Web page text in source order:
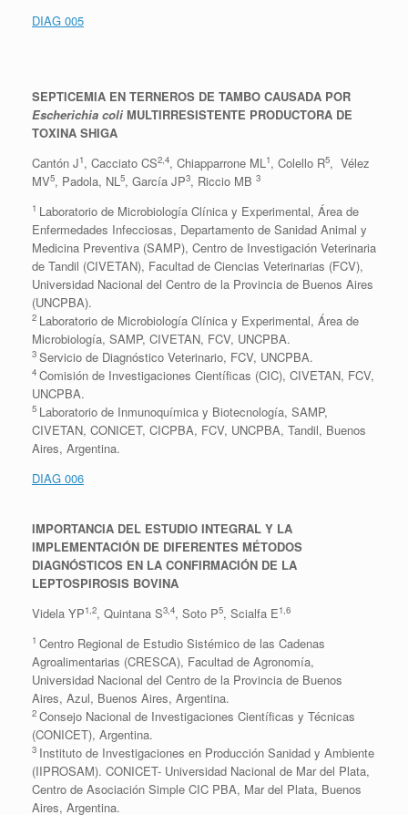
DIAG 005
SEPTICEMIA EN TERNEROS DE TAMBO CAUSADA POR
Escherichia coli MULTIRRESISTENTE PRODUCTORA DE
TOXINA SHIGA
Cantón J1, Cacciato CS2,4, Chiapparrone ML 1, Colello R5, Vélez
MV5, Padola, NL 5, García JP3, Riccio MB 3
1 Laboratorio de Microbiología Clínica y Experimental, Área de
Enfermedades Infecciosas, Departamento de Sanidad Animal y
Medicina Preventiva (SAMP), Centro de Investigación Veterinaria
de Tandil (CIVETAN), Facultad de Ciencias Veterinarias (FCV),
Universidad Nacional del Centro de la Provincia de Buenos Aires
(UNCPBA).
2 Laboratorio de Microbiología Clínica y Experimental, Área de
Microbiología, SAMP, CIVETAN, FCV, UNCPBA.
3 Servicio de Diagnóstico Veterinario, FCV, UNCPBA.
4 Comisión de Investigaciones Científicas (CIC), CIVETAN, FCV,
UNCPBA.
5 Laboratorio de Inmunoquímica y Biotecnología, SAMP,
CIVETAN, CONICET, CICPBA, FCV, UNCPBA, Tandil, Buenos
Aires, Argentina.
DIAG 006
IMPORTANCIA DEL ESTUDIO INTEGRAL Y LA
IMPLEMENTACIÓN DE DIFERENTES MÉTODOS
DIAGNÓSTICOS EN LA CONFIRMACIÓN DE LA
LEPTOSPIROSIS BOVINA
Videla YP1,2, Quintana S3,4, Soto P5, Scialfa E1,6
1 Centro Regional de Estudio Sistémico de las Cadenas
Agroalimentarias (CRESCA), Facultad de Agronomía,
Universidad Nacional del Centro de la Provincia de Buenos
Aires, Azul, Buenos Aires, Argentina.
2 Consejo Nacional de Investigaciones Científicas y Técnicas
(CONICET), Argentina.
3 Instituto de Investigaciones en Producción Sanidad y Ambiente
(IIPROSAM). CONICET- Universidad Nacional de Mar del Plata,
Centro de Asociación Simple CIC PBA, Mar del Plata, Buenos
Aires, Argentina.